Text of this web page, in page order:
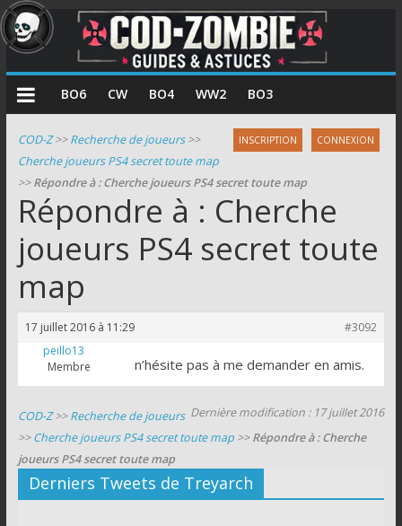
COD
Zombie
Guides
et
astuces
pour
le
mode
zombie
de
Duty
BO6 CW BO4 WW2 BO3
INSCRIPTION CONNEXION
COD-Z>>Recherche de joueurs>>
Cherche joueurs PS4 secret toute map
>>Répondre à : Cherche joueurs PS4 secret toute map
Répondre à : Cherche
joueurs PS4 secret toute
map
17 juillet 2016 à 11:29
#3092
peillo13
Membre
n’hésite pas à me demander en amis.
Dernière modification : 17 juillet 2016
COD-Z>>Recherche de joueurs
>>Cherche joueurs PS4 secret toute map>>Répondre à : Cherche
joueurs PS4 secret toute map
Derniers Tweets de Treyarch